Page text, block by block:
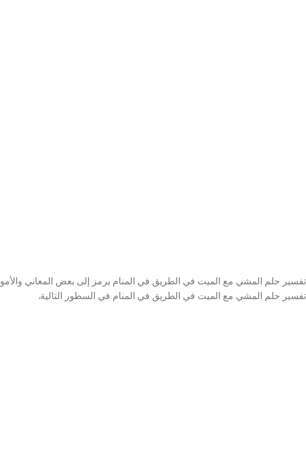
تفسير حلم المشي مع الميت في الطريق في المنام يرمز إلى بعض المعاني والأمور
تفسير حلم المشي مع الميت في الطريق في المنام في السطور التالية.